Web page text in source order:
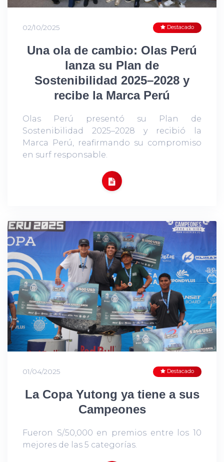
02/10/2025 Destacado
Una ola de cambio: Olas Perú
lanza su Plan de
Sostenibilidad 2025–2028 y
recibe la Marca Perú
Olas Perú presentó su Plan de
Sostenibilidad 2025–2028 y recibió la
Marca Perú, reafirmando su compromiso
en surf responsable.
01/04/2025 Destacado
La Copa Yutong ya tiene a sus
Campeones
Fueron S/.50,000 en premios entre los 10
mejores de las 5 categorías.